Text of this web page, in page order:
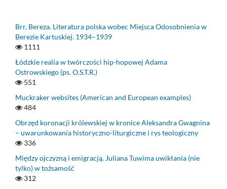
Brr, Bereza. Literatura polska wobec Miejsca Odosobnienia w
Berezie Kartuskiej. 1934–1939
1111
Łódzkie realia w twórczości hip-hopowej Adama
Ostrowskiego (ps. O.S.T.R.)
551
Muckraker websites (American and European examples)
484
Obrzęd koronacji królewskiej w kronice Aleksandra Gwagnina
– uwarunkowania historyczno-liturgiczne i rys teologiczny
336
Między ojczyzną i emigracją. Juliana Tuwima uwikłania (nie
tylko) w tożsamość
312